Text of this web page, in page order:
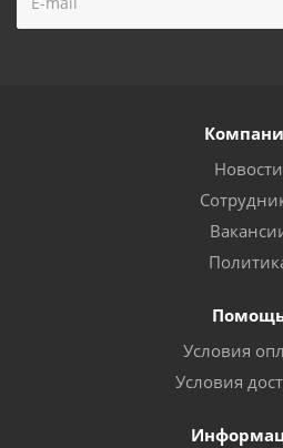
Новости
Условия
Условия